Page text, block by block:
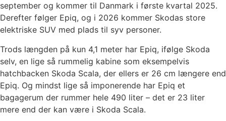
september og kommer til Danmark i første kvartal 2025.
Derefter følger Epiq, og i 2026 kommer Skodas store
elektriske SUV med plads til syv personer.
Trods længden på kun 4,1 meter har Epiq, ifølge Skoda
selv, en lige så rummelig kabine som eksempelvis
hatchbacken Skoda Scala, der ellers er 26 cm længere end
Epiq. Og mindst lige så imponerende har Epiq et
bagagerum der rummer hele 490 liter – det er 23 liter
mere end der kan være i Skoda Scala.